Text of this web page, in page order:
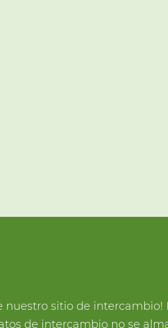
nuestro sitio de
de intercambio no se